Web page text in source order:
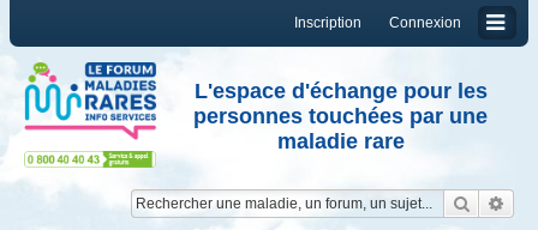
Connexion
Inscription
L'espace d'échange pour les
personnes touchées par une
maladie rare